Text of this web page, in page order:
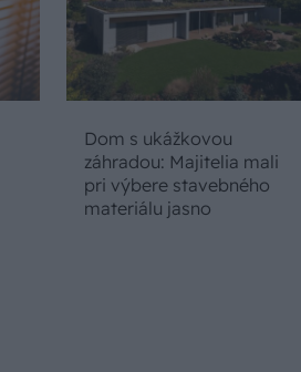
Dom s ukážkovou
záhradou: Majitelia mali
pri výbere stavebného
materiálu jasno